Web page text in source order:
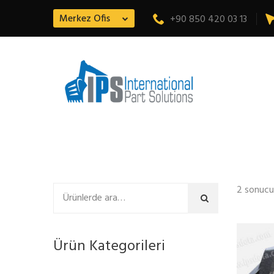
Merkez Ofis +90 850 420 03 13
2
Ara
Ürün Kategorileri